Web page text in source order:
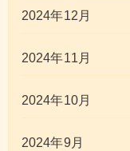
2024年12月
2024年11月
2024年10月
2024年9月